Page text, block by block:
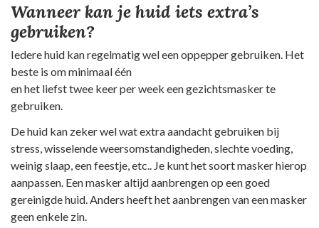
Wanneer kan je huid iets extra’s
gebruiken?
Iedere huid kan regelmatig wel een oppepper gebruiken. Het
beste is om minimaal één
en het liefst twee keer per week een gezichtsmasker te
gebruiken.
De huid kan zeker wel wat extra aandacht gebruiken bij
stress, wisselende weersomstandigheden, slechte voeding,
weinig slaap, een feestje, etc.. Je kunt het soort masker hierop
aanpassen. Een masker altijd aanbrengen op een goed
gereinigde huid. Anders heeft het aanbrengen van een masker
geen enkele zin.